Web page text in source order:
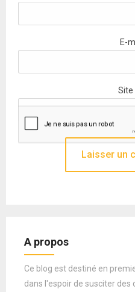
E-
Site
A propos
Ce blog est destiné en
dans l'espoir de susciter des